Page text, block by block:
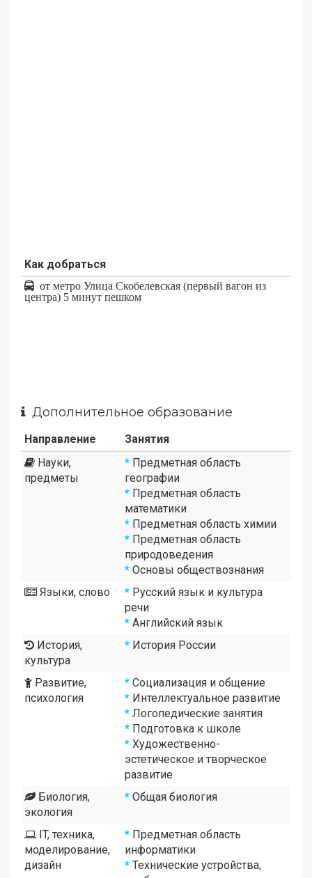
Как добраться
от метро Улица Скобелевская (первый вагон из
центра) 5 минут пешком
Дополнительное образование
Направление
Занятия
Науки,
предметы
* Предметная область
географии
* Предметная область
математики
* Предметная область химии
* Предметная область
природоведения
* Основы обществознания
Языки, слово
* Русский язык и культура
речи
* Английский язык
История,
культура
* История России
Развитие,
психология
* Социализация и общение
* Интеллектуальное развитие
* Логопедические занятия
* Подготовка к школе
* Художественно-
эстетическое и творческое
развитие
Биология,
экология
* Общая биология
IT, техника,
моделирование,
дизайн
* Предметная область
информатики
* Технические устройства,